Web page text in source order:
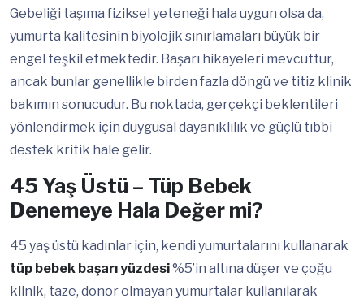
Gebeliği taşıma fiziksel yeteneği hala uygun olsa da,
yumurta kalitesinin biyolojik sınırlamaları büyük bir
engel teşkil etmektedir. Başarı hikayeleri mevcuttur,
ancak bunlar genellikle birden fazla döngü ve titiz klinik
bakımın sonucudur. Bu noktada, gerçekçi beklentileri
yönlendirmek için duygusal dayanıklılık ve güçlü tıbbi
destek kritik hale gelir.
45 Yaş Üstü – Tüp Bebek
Denemeye Hala Değer mi?
45 yaş üstü kadınlar için, kendi yumurtalarını kullanarak
tüp bebek başarı yüzdesi%5’in altına düşer ve çoğu
klinik, taze, donor olmayan yumurtalar kullanılarak